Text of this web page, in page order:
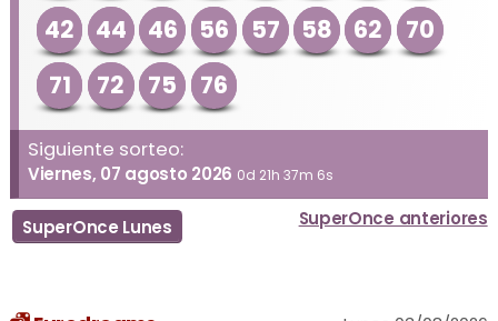
42 44 46 56 57 58 62
70
71
72 75 76
Siguiente sorteo:
Viernes, 07 agosto 2026 0d 21h 37m 6s
SuperOnce Lunes SuperOnce anteriores